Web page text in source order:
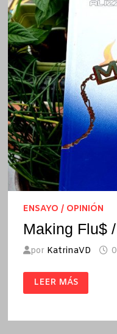
ENSAYO / OPINIÓN
Making Flu$
por KatrinaVD
MAKING
FLU$
/
LEER MÁS